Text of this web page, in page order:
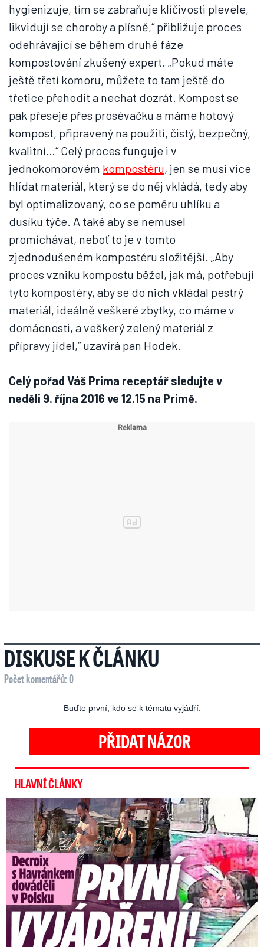
hygienizuje, tím se zabraňuje klíčivosti plevele,
likvidují se choroby a plísně,“ přibližuje proces
odehrávající se během druhé fáze
kompostování zkušený expert. „Pokud máte
ještě třetí komoru, můžete to tam ještě do
třetice přehodit a nechat dozrát. Kompost se
pak přeseje přes prosévačku a máme hotový
kompost, připravený na použití, čistý, bezpečný,
kvalitní…“ Celý proces funguje i v
jednokomorovém kompostéru, jen se musí více
hlídat materiál, který se do něj vkládá, tedy aby
byl optimalizovaný, co se poměru uhlíku a
dusíku týče. A také aby se nemusel
promíchávat, neboť to je v tomto
zjednodušeném kompostéru složitější. „Aby
proces vzniku kompostu běžel, jak má, potřebují
tyto kompostéry, aby se do nich vkládal pestrý
materiál, ideálně veškeré zbytky, co máme v
domácnosti, a veškerý zelený materiál z
přípravy jídel,“ uzavírá pan Hodek.
Celý pořad Váš Prima receptář sledujte v
neděli 9. října 2016 ve 12.15 na Primě.
DISKUSE K ČLÁNKU
Počet komentářů: 0
Buďte první, kdo se k tématu vyjádří.
PŘIDAT NÁZOR
HLAVNÍ ČLÁNKY
Exministryně s Havránkem dováděli v Polsku: První slova!